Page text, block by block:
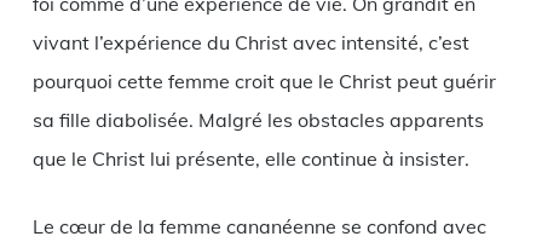
vivant l’expérience du Christ avec intensité, c’est
pourquoi cette femme croit que le Christ peut guérir
sa fille diabolisée. Malgré les obstacles apparents
que le Christ lui présente, elle continue à insister.
Le cœur de la femme cananéenne se confond avec